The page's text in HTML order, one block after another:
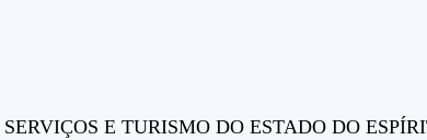
E TURISMO DO ESTADO DO